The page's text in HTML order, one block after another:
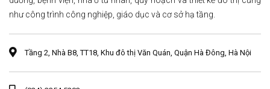
như công trình công nghiệp, giáo dục và cơ sở hạ tầng.
Tầng 2, Nhà B8, TT18, Khu đô thị Văn Quán, Quận Hà Đông, Hà Nội